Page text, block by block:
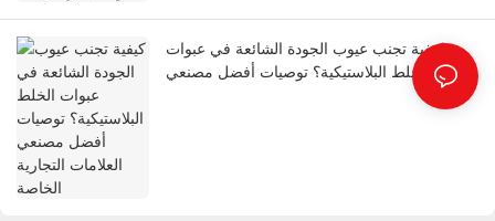
كيفية تجنب عيوب الجودة الشائعة في عبوات
الخلط البلاستيكية؟ توصيات أفضل مصنعي